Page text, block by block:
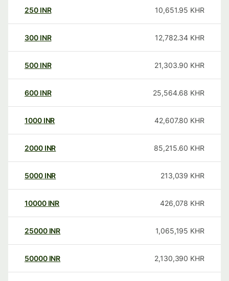
250 INR 10,651.95 KHR
300 INR 12,782.34 KHR
500 INR 21,303.90 KHR
600 INR 25,564.68 KHR
1000 INR 42,607.80 KHR
2000 INR 85,215.60 KHR
5000 INR 213,039 KHR
10000 INR 426,078 KHR
25000 INR 1,065,195 KHR
50000 INR 2,130,390 KHR